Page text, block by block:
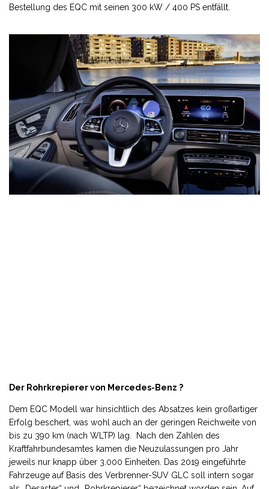
Bestellung des EQC mit seinen 300 kW / 400 PS entfällt.
Der Rohrkrepierer von Mercedes-Benz ?
Dem EQC Modell war hinsichtlich des Absatzes kein großartiger
Erfolg beschert, was wohl auch an der geringen Reichweite von
bis zu 390 km (nach WLTP) lag. Nach den Zahlen des
Kraftfahrbundesamtes kamen die Neuzulassungen pro Jahr
jeweils nur knapp über 3.000 Einheiten. Das 2019 eingeführte
Fahrzeuge auf Basis des Verbrenner-SUV GLC soll intern sogar